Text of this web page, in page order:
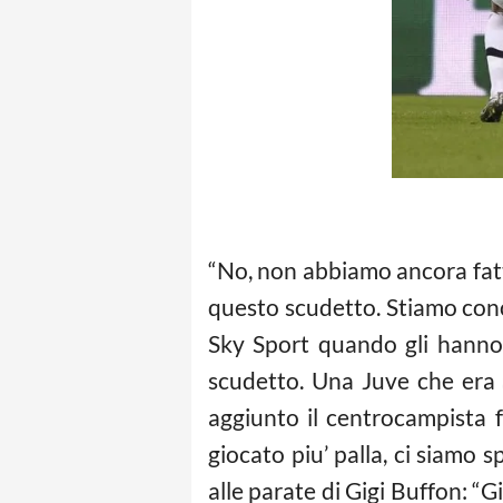
“No, non abbiamo ancora
questo scudetto. Stiamo
Sky Sport quando gli
scudetto. Una Juve che
aggiunto il centrocampista
giocato piu’ palla, ci siamo
alle parate di Gigi Buffon: